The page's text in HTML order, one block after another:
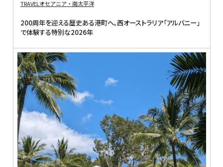
TRAVELオセアニア・南太平洋
200周年を迎える歴史ある港町へ。西オーストラリア「アルバニー」
で体験する特別な2026年